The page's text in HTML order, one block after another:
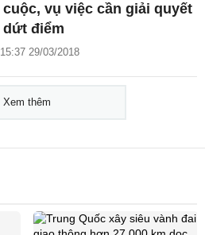
cuộc, vụ việc cần giải quyết
dứt điểm
15:37 29/03/2018
Xem thêm